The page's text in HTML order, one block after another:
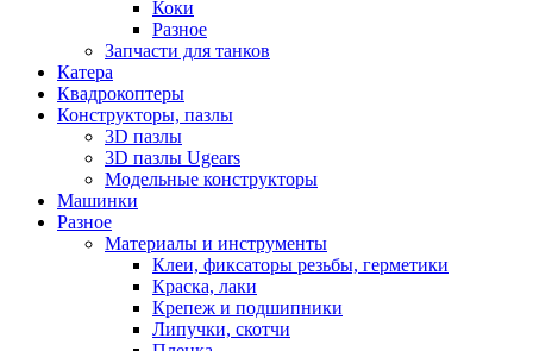
Коки
Разное
Запчасти для танков
Катера
Квадрокоптеры
Конструкторы, пазлы
3D пазлы
3D пазлы Ugears
Модельные конструкторы
Машинки
Разное
Материалы и инструменты
Клеи, фиксаторы резьбы, герметики
Краска, лаки
Крепеж и подшипники
Липучки, скотчи